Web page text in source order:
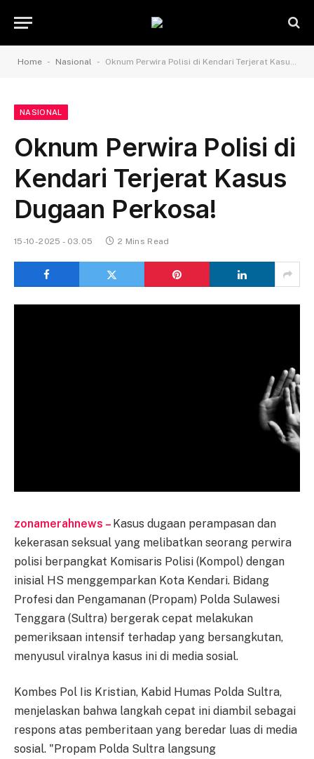
Home - Nasional - Oknum Perwira Polisi di Kendari Terjerat Kasus Dugaan Perkosa!
NASIONAL
Oknum Perwira Polisi di
Kendari Terjerat Kasus
Dugaan Perkosa!
15-10-2025 - 03.05 2 Mins Read
zonamerahnews – Kasus dugaan perampasan dan
kekerasan seksual yang melibatkan seorang perwira
polisi berpangkat Komisaris Polisi (Kompol) dengan
inisial HS menggemparkan Kota Kendari. Bidang
Profesi dan Pengamanan (Propam) Polda Sulawesi
Tenggara (Sultra) bergerak cepat melakukan
pemeriksaan intensif terhadap yang bersangkutan,
menyusul viralnya kasus ini di media sosial.
Kombes Pol Iis Kristian, Kabid Humas Polda Sultra,
menjelaskan bahwa langkah cepat ini diambil sebagai
respons atas pemberitaan yang beredar luas di media
sosial. "Propam Polda Sultra langsung